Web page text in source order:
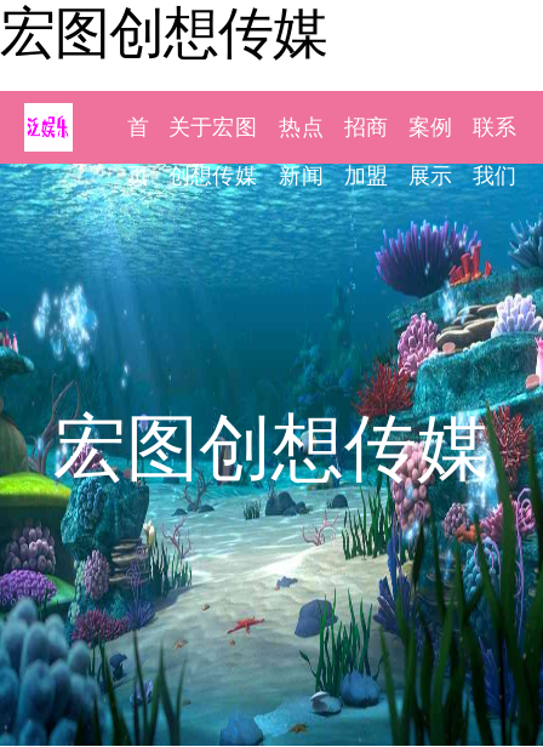
宏图创想传媒
首
页
关于宏图
创想传媒
热点
新闻
招商
加盟
案例
展示
联系
我们
宏图创想传媒